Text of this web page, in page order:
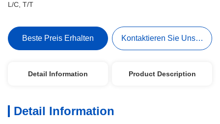
L/C, T/T
Beste Preis Erhalten Kontaktieren Sie Uns Jetzt
Detail Information Product Description
Detail Information